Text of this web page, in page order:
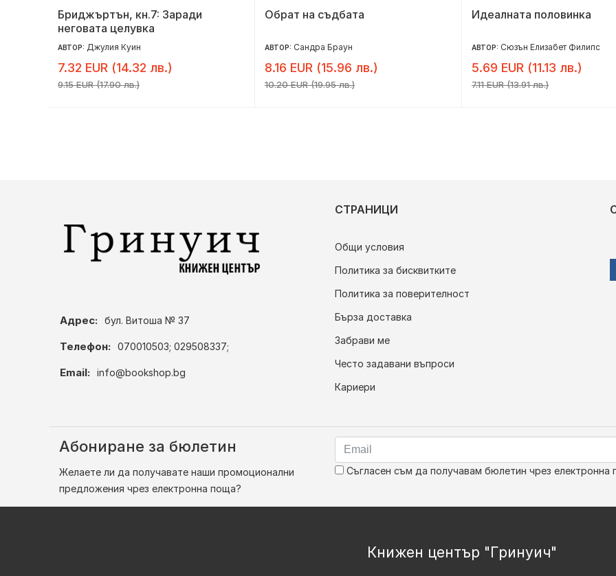
Бриджъртън, кн.7: Заради
неговата целувка
АВТОР: Джулия Куин
7.32 EUR (14.32 лв.)
9.15 EUR (17.90 лв.)
Обрат на съдбата
АВТОР: Сандра Браун
8.16 EUR (15.96 лв.)
10.20 EUR (19.95 лв.)
Идеалната половинка
АВТОР: Сюзън Елизабет Филипс
5.69 EUR (11.13 лв.)
7.11 EUR (13.91 лв.)
Адрес: бул. Витоша № 37
Телефон: 070010503; 029508337;
Email: info@bookshop.bg
СТРАНИЦИ
Общи условия
Политика за бисквитките
Политика за поверителност
Бърза доставка
Забрави ме
Често задавани въпроси
Кариери
Абониране за бюлетин
Желаете ли да получавате наши промоционални
предложения чрез електронна поща?
Съгласен съм да получавам бюлетин чрез електронна
Книжен център "Гринуич"